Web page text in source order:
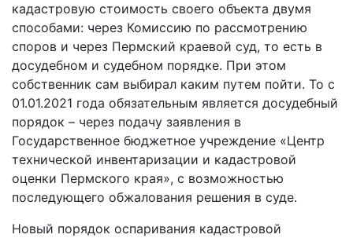
кадастровую стоимость своего объекта двумя
способами: через Комиссию по рассмотрению
споров и через Пермский краевой суд, то есть в
досудебном и судебном порядке. При этом
собственник сам выбирал каким путем пойти. То с
01.01.2021 года обязательным является досудебный
порядок – через подачу заявления в
Государственное бюджетное учреждение «Центр
технической инвентаризации и кадастровой
оценки Пермского края», с возможностью
последующего обжалования решения в суде.
Новый порядок оспаривания кадастровой